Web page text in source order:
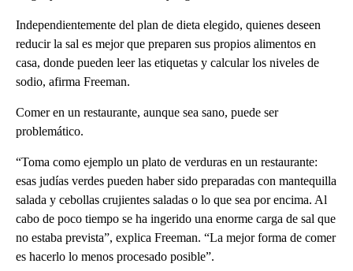
Independientemente del plan de dieta elegido, quienes deseen
reducir la sal es mejor que preparen sus propios alimentos en
casa, donde pueden leer las etiquetas y calcular los niveles de
sodio, afirma Freeman.
Comer en un restaurante, aunque sea sano, puede ser
problemático.
“Toma como ejemplo un plato de verduras en un restaurante:
esas judías verdes pueden haber sido preparadas con mantequilla
salada y cebollas crujientes saladas o lo que sea por encima. Al
cabo de poco tiempo se ha ingerido una enorme carga de sal que
no estaba prevista”, explica Freeman. “La mejor forma de comer
es hacerlo lo menos procesado posible”.